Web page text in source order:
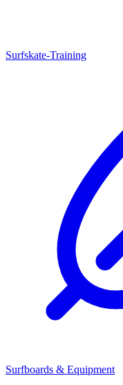
Surfskate-Training
Surfboards & Equipment